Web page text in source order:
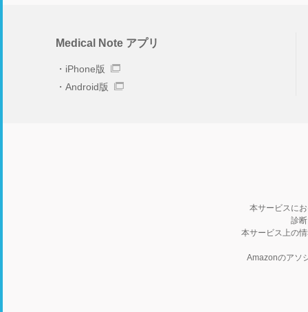
Medical Note アプリ
iPhone版
Android版
本サービスに
診
本サービス上の
Amazonのアソ